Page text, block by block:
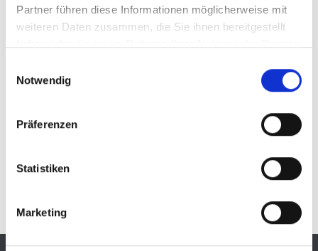
Partner führen diese Informationen möglicherweise mit
weiteren Daten zusammen, die Sie ihnen bereitgestellt
Notwendig
Präferenzen
Statistiken
Marketing
Sie haben Interesse am Beruf des Priesters oder
Diakons?
Die Sakramente der Kirche
Taufe|Eucharistie Weihe|
Krankensalbung